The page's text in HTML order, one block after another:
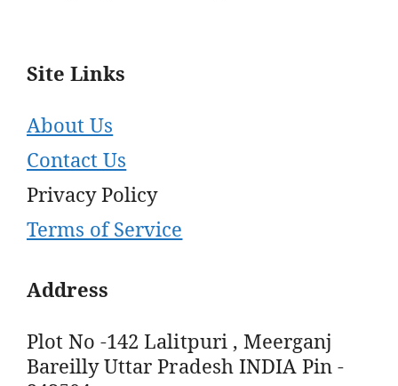
Site Links
About Us
Contact Us
Privacy Policy
Terms of Service
Address
Plot No -142 Lalitpuri , Meerganj
Bareilly Uttar Pradesh INDIA Pin -